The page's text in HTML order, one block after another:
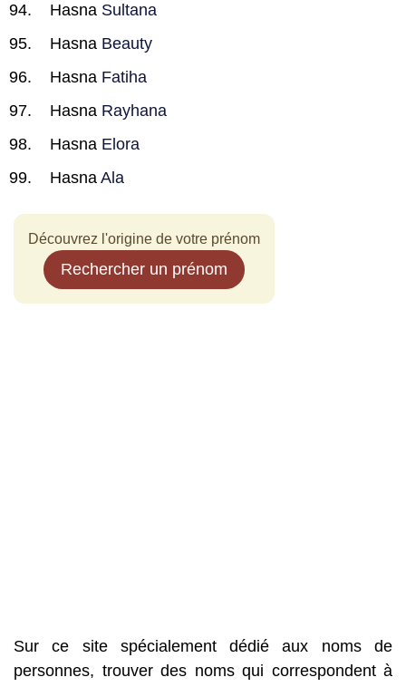
Hasna Sultana
Hasna Beauty
Hasna Fatiha
Hasna Rayhana
Hasna Elora
Hasna Ala
Découvrez l'origine de votre prénom
Rechercher un prénom
Sur ce site spécialement dédié aux noms de
personnes, trouver des noms qui correspondent à